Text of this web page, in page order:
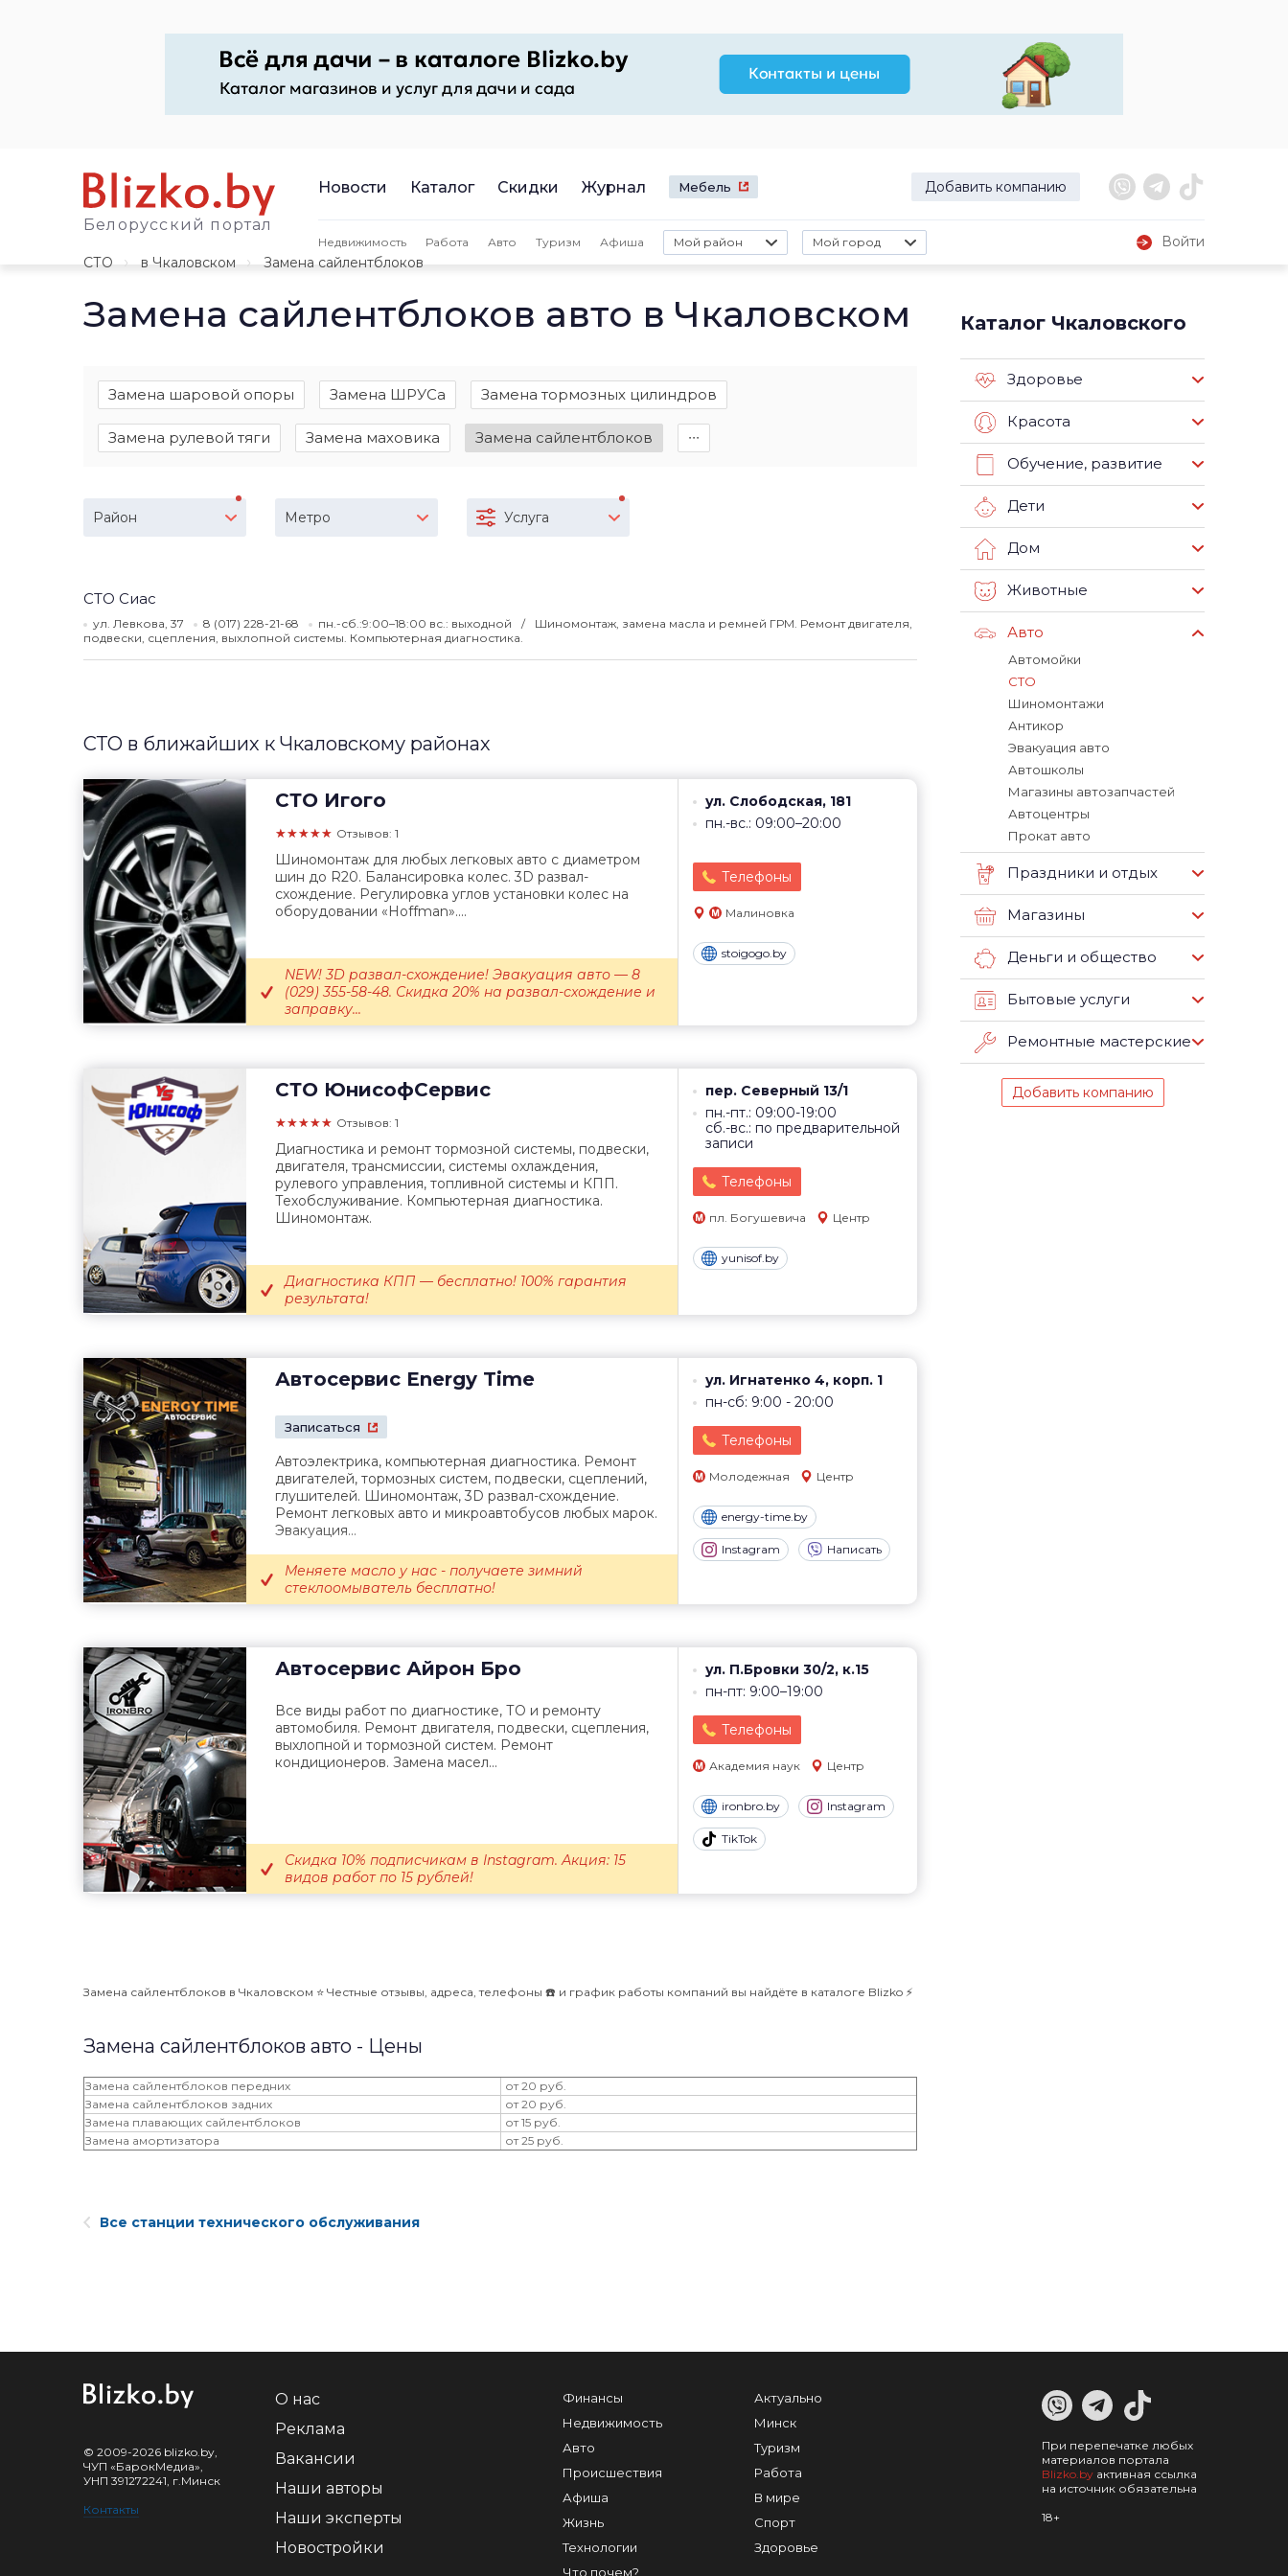
Белорусский портал
Новости Каталог Скидки Журнал Мебель Добавить компанию
Недвижимость Работа Авто Туризм Афиша Мой район Мой город
Войти
СТО
в Чкаловском Замена сайлентблоков
Замена сайлентблоков авто в Чкаловском
Замена шаровой опоры Замена ШРУСа Замена тормозных цилиндров
Замена рулевой тяги Замена маховика Замена сайлентблоков ∙∙∙
Район Метро Услуга
СТО Сиас
ул. Левкова, 37 8 (017) 228-21-68 пн.-сб.:9:00–18:00 вс.: выходной
Шиномонтаж, замена масла и ремней ГРМ. Ремонт двигателя,
подвески, сцепления, выхлопной системы. Компьютерная диагностика.
СТО в ближайших к Чкаловскому районах
СТО Игого
★★★★★ Отзывов: 1
ул. Слободская, 181
пн.-вс.: 09:00–20:00
Телефоны
Малиновка
stoigogo.by
Шиномонтаж для любых легковых авто с диаметром
шин до R20. Балансировка колес. 3D развал-
схождение. Регулировка углов установки колес на
оборудовании «Hoffman»....
NEW! 3D развал-схождение! Эвакуация авто — 8
(029) 355-58-48. Скидка 20% на развал-схождение и
заправку...
СТО ЮнисофСервис
★★★★★ Отзывов: 1
пер. Северный 13/1
пн.-пт.: 09:00-19:00
сб.-вс.: по предварительной
записи
Телефоны
пл. Богушевича Центр
yunisof.by
Диагностика и ремонт тормозной системы, подвески,
двигателя, трансмиссии, системы охлаждения,
рулевого управления, топливной системы и КПП.
Техобслуживание. Компьютерная диагностика.
Шиномонтаж.
Диагностика КПП — бесплатно! 100% гарантия
результата!
Автосервис Energy Time
Записаться
ул. Игнатенко 4, корп. 1
пн-сб: 9:00 - 20:00
Телефоны
Молодежная Центр
energy-time.by
Instagram Написать
Автоэлектрика, компьютерная диагностика. Ремонт
двигателей, тормозных систем, подвески, сцеплений,
глушителей. Шиномонтаж, 3D развал-схождение.
Ремонт легковых авто и микроавтобусов любых марок.
Эвакуация...
Меняете масло у нас - получаете зимний
стеклоомыватель бесплатно!
Автосервис Айрон Бро
ул. П.Бровки 30/2, к.15
пн-пт: 9:00–19:00
Телефоны
Академия наук Центр
ironbro.by Instagram
TikTok
Все виды работ по диагностике, ТО и ремонту
автомобиля. Ремонт двигателя, подвески, сцепления,
выхлопной и тормозной систем. Ремонт
кондиционеров. Замена масел...
Скидка 10% подписчикам в Instagram. Акция: 15
видов работ по 15 рублей!
Замена сайлентблоков в Чкаловском ⭐️ Честные отзывы, адреса, телефоны ☎️ и график работы компаний вы найдёте в каталоге Blizko ⚡️
Замена сайлентблоков авто - Цены
Замена сайлентблоков передних
от 20 руб.
Замена сайлентблоков задних
от 20 руб.
Замена плавающих сайлентблоков
от 15 руб.
Замена амортизатора
от 25 руб.
Каталог Чкаловского
Здоровье
Красота
Обучение, развитие
Дети
Дом
Животные
Авто
Автомойки
СТО
Шиномонтажи
Антикор
Эвакуация авто
Автошколы
Магазины автозапчастей
Автоцентры
Прокат авто
Праздники и отдых
Магазины
Деньги и общество
Бытовые услуги
Ремонтные мастерские
Добавить компанию
Все станции технического обслуживания
© 2009-2026 blizko.by,
ЧУП «БарокМедиа»,
УНП 391272241, г.Минск
Контакты
О нас
Реклама
Вакансии
Наши авторы
Наши эксперты
Новостройки
Финансы
Недвижимость
Авто
Происшествия
Афиша
Жизнь
Технологии
Что почем?
Актуально
Минск
Туризм
Работа
В мире
Спорт
Здоровье
При перепечатке любых
материалов портала
Blizko.by активная ссылка
на источник обязательна
18+